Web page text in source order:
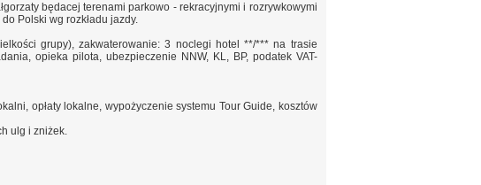
będacej terenami parkowo - rekracyjnymi i rozrywkowymi
Polski wg rozkładu jazdy.
grupy), zakwaterowanie: 3 noclegi hotel **/*** na trasie
opieka pilota, ubezpieczenie NNW, KL, BP, podatek VAT-
opłaty lokalne, wypożyczenie systemu Tour Guide, kosztów
ulg i zniżek.